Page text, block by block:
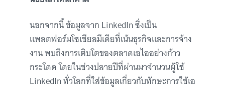
นอกจากนี้ ข้อมูลจาก LinkedIn ซึ่งเป็น
แพลตฟอร์มโซเชียลมีเดียที่เน้นธุรกิจและการจ้าง
งาน พบถึงการเติบโตของตลาดเอไออย่างก้าว
กระโดด โดยในช่วงปลายปีที่ผ่านมาจำนวนผู้ใช้
LinkedIn ทั่วโลกที่ใส่ข้อมูลเกี่ยวกับทักษะการใช้เอ